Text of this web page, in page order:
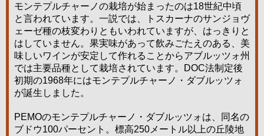
モンテプルチャーノの栽培が始まったのは18世紀中頃
と言われています。一説では、トスカーナのサンジョヴ
ェーゼ種の枝変わりともいわれていますが、はっきりと
はしていません。果実味があって飲みごたえのある、美
味しいワインが安定して作れることからアブルッツォ州
では主要品種として栽培されています。DOC法制定後
初期の1968年にはモンテプルチャーノ・ダブルッツォ
が誕生しました。
PEMOのモンテプルチャーノ・ダブルッツォは、同名の
ブドウ100パーセント。標高250メートル以上の丘陵地